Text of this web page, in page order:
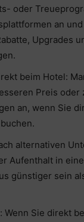
oder
an
Upgrades
beim Hotel:
Preis oder
an, wenn Sie
alternativen
Aufenthalt in
günstiger sein
Wenn Sie direkt